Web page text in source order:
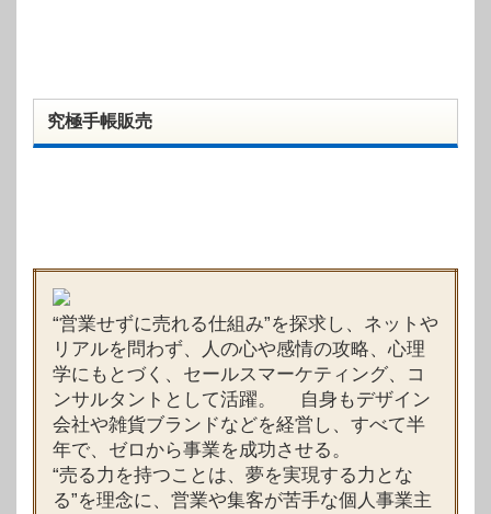
究極手帳販売
“営業せずに売れる仕組み”を探求し、ネットや
リアルを問わず、人の心や感情の攻略、心理
学にもとづく、セールスマーケティング、コ
ンサルタントとして活躍。 自身もデザイン
会社や雑貨ブランドなどを経営し、すべて半
年で、ゼロから事業を成功させる。
“売る力を持つことは、夢を実現する力とな
る”を理念に、営業や集客が苦手な個人事業主